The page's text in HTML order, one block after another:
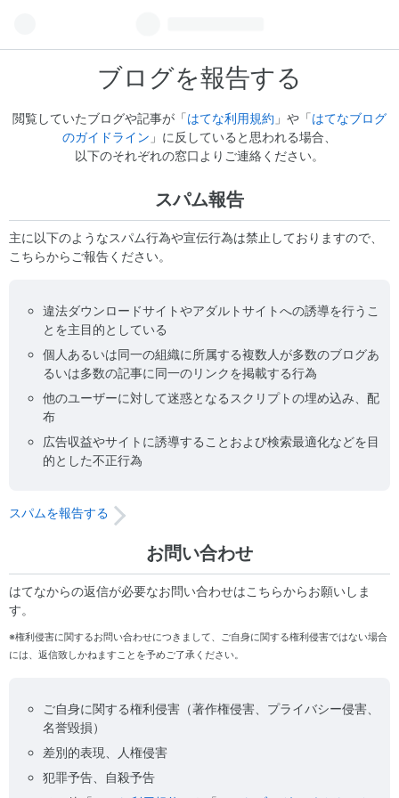
ブログを報告する
閲覧していたブログや記事が「はてな利用規約 」や「はてなブログ
のガイドライン 」に反していると思われる場合、
以下のそれぞれの窓口よりご連絡ください。
スパム報告
主に以下のようなスパム行為や宣伝行為は禁止しておりますので、
こちらからご報告ください。
違法ダウンロードサイトやアダルトサイトへの誘導を行うこ
とを主目的としている
個人あるいは同一の組織に所属する複数人が多数のブログあ
るいは多数の記事に同一のリンクを掲載する行為
他のユーザーに対して迷惑となるスクリプトの埋め込み、配
布
広告収益やサイトに誘導することおよび検索最適化などを目
的とした不正行為
スパムを報告する
お問い合わせ
はてなからの返信が必要なお問い合わせはこちらからお願いしま
す。
※権利侵害に関するお問い合わせにつきまして、ご自身に関する権利侵害ではない場合
には、返信致しかねますことを予めご了承ください。
ご自身に関する権利侵害（著作権侵害、プライバシー侵害、
名誉毀損）
差別的表現、人権侵害
犯罪予告、自殺予告